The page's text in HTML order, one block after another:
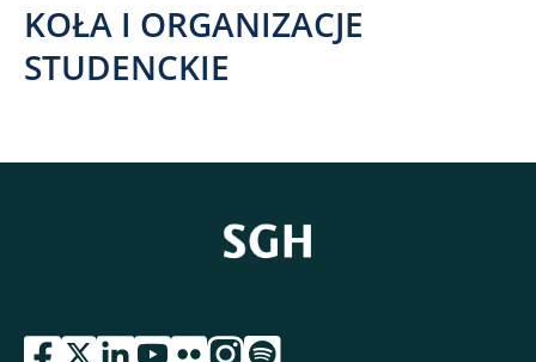
KOŁA I ORGANIZACJE
STUDENCKIE
przejdź do serwisu facebook sgh
przejdź do serwisu twitter sgh
przejdź do serwisu linkedin sgh
przejdź do serwisu youtube sgh
przejdź do serwisu flickr sgh
przejdź do serwisu instagram sgh
przejdź do serwisu spotify sgh